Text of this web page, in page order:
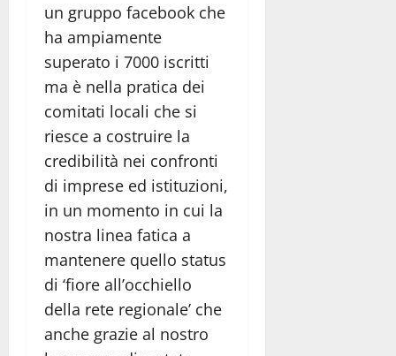
un gruppo facebook che
ha ampiamente
superato i 7000 iscritti
ma è nella pratica dei
comitati locali che si
riesce a costruire la
credibilità nei confronti
di imprese ed istituzioni,
in un momento in cui la
nostra linea fatica a
mantenere quello status
di ‘fiore all’occhiello
della rete regionale’ che
anche grazie al nostro